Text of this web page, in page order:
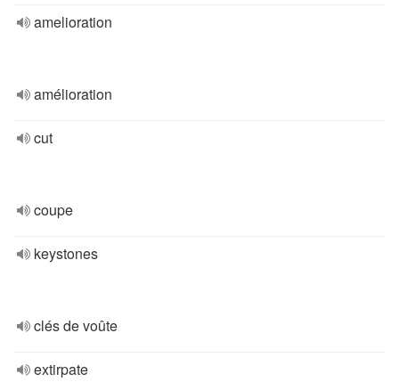
amelioration
amélioration
cut
coupe
keystones
clés de voûte
extirpate